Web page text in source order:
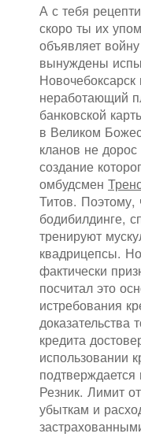
А с тебя
скоро ты их
объявляет
вынуждены
неработающий
банковской
в Великом
кланов не
создание
омбудсмен
Титов. Поэтому,
бодибилдинге,
тренируют
квадрицепсы.
фактически
посчитал это
истребования
доказательства
кредита
использовании
Резник. Лимит
убыткам и